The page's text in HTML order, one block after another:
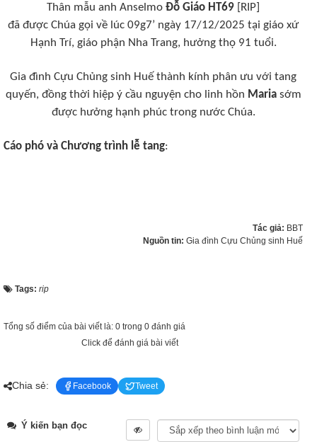
Thân mẫu anh Anselmo Đỗ Giáo HT69 [RIP]
đã được Chúa gọi về lúc 09g7’ ngày 17/12/2025 tại giáo xứ
Hạnh Trí, giáo phận Nha Trang, hưởng thọ 91 tuổi.
Gia đình Cựu Chủng sinh Huế thành kính phân ưu với tang
quyến, đồng thời hiệp ý cầu nguyện cho linh hồn Mariasớm
được hưởng hạnh phúc trong nước Chúa.
Cáo phó và Chương trình lễ tang:
Tác giả: BBT
Nguồn tin: Gia đình Cựu Chủng sinh Huế
Tags: rip
Tổng số điểm của bài viết là: 0 trong 0 đánh giá
Click để đánh giá bài viết
Chia sẻ: Facebook Tweet
Ý kiến bạn đọc